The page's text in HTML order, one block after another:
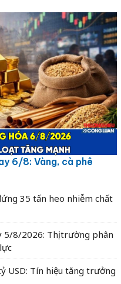
6/8: Vàng, cà phê
35 tấn heo nhiễm chất
5/8/2026: Thị trường phân
USD: Tín hiệu tăng trưởng